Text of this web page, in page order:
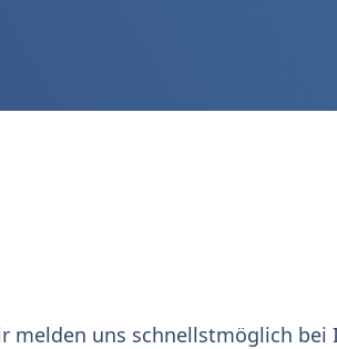
melden uns schnellstmöglich bei